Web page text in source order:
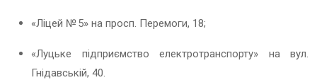
«Ліцей № 5» на просп. Перемоги, 18;
«Луцьке підприємство електротранспорту» на вул.
Гнідавській, 40.